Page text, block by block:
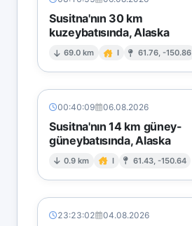
Susitna'nın 30 km
kuzeybatısında, Alaska
69.0 km I 61.76, -150.86
00:40:09 06.08.2026
Susitna'nın 14 km güney-
güneybatısında, Alaska
0.9 km I 61.43, -150.64
23:23:02 04.08.2026